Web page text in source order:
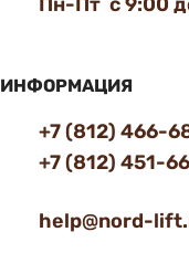
ИНФОРМАЦИЯ
+7 (812) 466-
+7 (812) 451-
help@nord-